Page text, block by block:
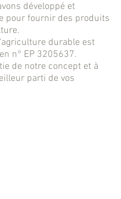
développé et
pour fournir des produits
durable est
n° EP 3205637.
de notre concept et à
parti de vos